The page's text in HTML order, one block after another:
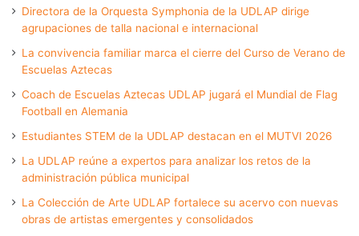
Directora de la Orquesta Symphonia de la UDLAP dirige
agrupaciones de talla nacional e internacional
La convivencia familiar marca el cierre del Curso de Verano de
Escuelas Aztecas
Coach de Escuelas Aztecas UDLAP jugará el Mundial de Flag
Football en Alemania
Estudiantes STEM de la UDLAP destacan en el MUTVI 2026
La UDLAP reúne a expertos para analizar los retos de la
administración pública municipal
La Colección de Arte UDLAP fortalece su acervo con nuevas
obras de artistas emergentes y consolidados